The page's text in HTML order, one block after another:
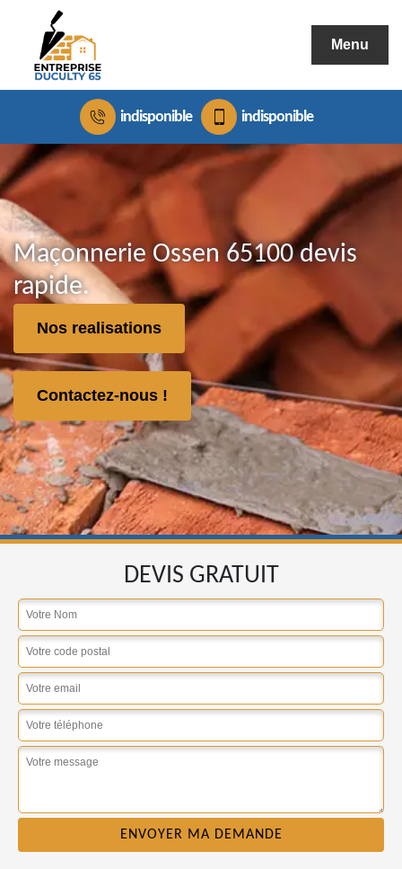
Menu
indisponible indisponible
Maçonnerie Ossen 65100 devis
rapide.
Nos realisations
Contactez-nous !
DEVIS GRATUIT